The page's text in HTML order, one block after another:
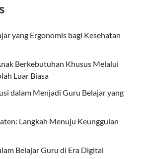
yang Ergonomis bagi Kesehatan
Berkebutuhan Khusus Melalui
Luar Biasa
dalam Menjadi Guru Belajar yang
Langkah Menuju Keunggulan
Belajar Guru di Era Digital